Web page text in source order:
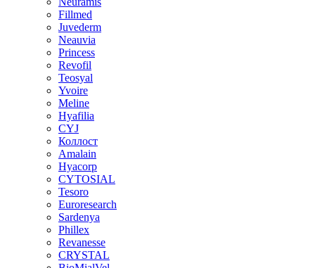
Fillmed
Juvederm
Neauvia
Princess
Revofil
Teosyal
Yvoire
Meline
Hyafilia
CYJ
Коллост
Amalain
Hyacorp
CYTOSIAL
Tesoro
Euroresearch
Sardenya
Phillex
Revanesse
CRYSTAL